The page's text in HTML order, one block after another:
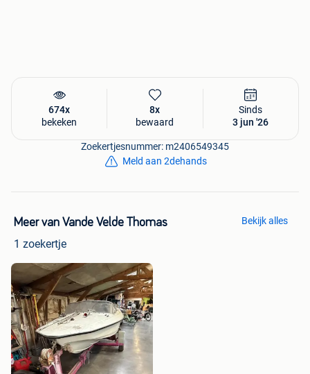
674x
bekeken
8x
bewaard
Sinds
3 jun '26
Zoekertjesnummer: m2406549345
Meld aan 2dehands
Meer van Vande Velde Thomas
1 zoekertje
Bekijk alles